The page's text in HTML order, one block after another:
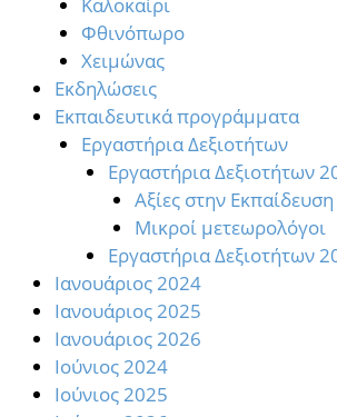
Καλοκαίρι
Φθινόπωρο
Χειμώνας
Εκδηλώσεις
Εκπαιδευτικά προγράμματα
Εργαστήρια Δεξιοτήτων
Εργαστήρια Δεξιοτήτων
Αξίες στην Εκπαίδευση
Μικροί μετεωρολόγοι
Εργαστήρια Δεξιοτήτων
Ιανουάριος 2024
Ιανουάριος 2025
Ιανουάριος 2026
Ιούνιος 2024
Ιούνιος 2025